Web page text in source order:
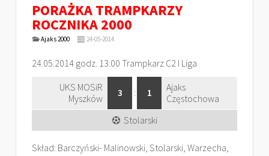
PORAŻKA TRAMPKARZY
ROCZNIKA 2000
Ajaks 2000 24-05-2014
24.05.2014 godz. 13.00 Trampkarz C2 I Liga
UKS MOSiR
Myszków
3 : 1
Ajaks
Częstochowa
Stolarski
Skład: Barczyński- Malinowski, Stolarski, Warzecha,